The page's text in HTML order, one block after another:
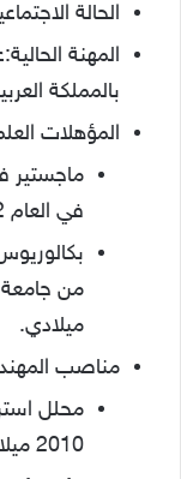
الحالة
المهنة
بالمملكة
المؤهلات
ماجستير
في العام 2012.
ميلادي.
مناصب
محلل
2010 ميلادي.